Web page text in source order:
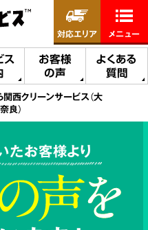
ス
お客様
の声
よくある
質問
対応エリア メニュー
西クリーンサービス（大
良）
たお客様より